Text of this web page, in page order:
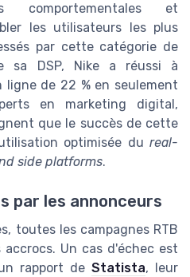
comportementales et
les utilisateurs les plus
par cette catégorie de
sa DSP, Nike a réussi à
de 22 % en seulement
en marketing digital,
que le succès de cette
optimisée du real-
side platforms.
par les annonceurs
toutes les campagnes RTB
Un cas d'échec est
rapport de Statista, leur